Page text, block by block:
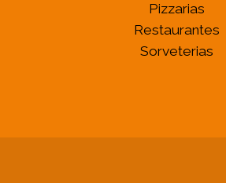
Pizzarias
Restaurantes
Sorveterias